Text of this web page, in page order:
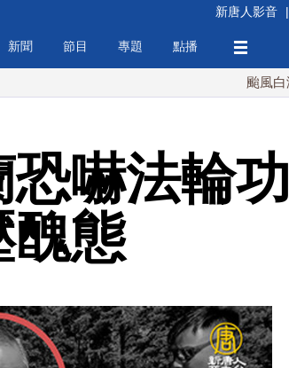
新唐人影音 |
新聞 節目 專題 點播
颱風白海豚週
嚇法輪
醜態